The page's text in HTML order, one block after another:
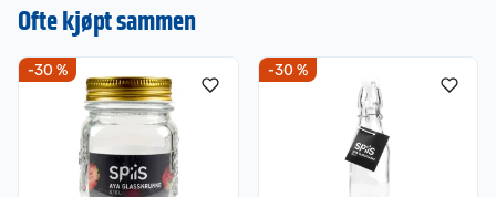
Ofte kjøpt sammen
-30 % -30 %